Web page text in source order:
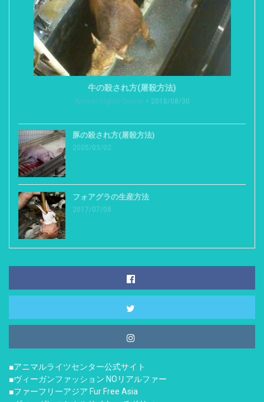
牛の殺され方(屠殺方法)
Animal Rights Center 2018/08/30
豚の殺され方(屠殺方法)
2005/03/02
フォアグラの生産方法
2017/07/08
■アニマルライツセンター公式サイト
■ヴィーガンファッション NOリアルファー
■ファーフリーアジア Fur Free Asia